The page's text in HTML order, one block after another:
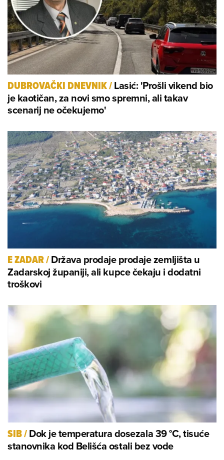
DUBROVAČKI DNEVNIK/Lasić: 'Prošli vikend bio
je kaotičan, za novi smo spremni, ali takav
scenarij ne očekujemo'
E ZADAR/Država prodaje prodaje zemljišta u
Zadarskoj županiji, ali kupce čekaju i dodatni
troškovi
SIB/Dok je temperatura dosezala 39 °C, tisuće
stanovnika kod Belišća ostali bez vode